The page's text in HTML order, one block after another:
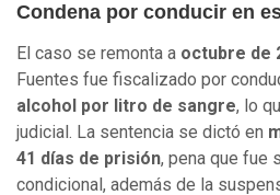
Condena por conducir en
El caso se remonta a octubre de
Fuentes fue fiscalizado por
alcohol por litro de sangre, lo
judicial. La sentencia se dictó en
41 días de prisión, pena que fue
condicional, además de la